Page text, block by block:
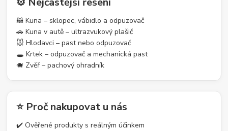
🦝 Kuna – sklopec, vábidlo a odpuzovač
🚗 Kuna v autě – ultrazvukový plašič
🐭 Hlodavci – past nebo odpuzovač
🕳️ Krtek – odpuzovač a mechanická past
🐗 Zvěř – pachový ohradník
⭐ Proč nakupovat u nás
✔️ Ověřené produkty s reálným účinkem